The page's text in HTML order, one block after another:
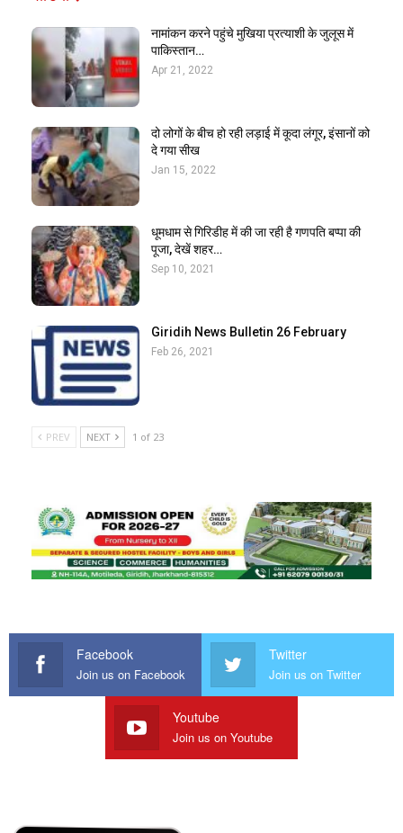
नामांकन करने पहुंचे मुखिया प्रत्याशी के जुलूस में
पाकिस्तान…
Apr 21, 2022
दो लोगों के बीच हो रही लड़ाई में कूदा लंगूर, इंसानों को
दे गया सीख
Jan 15, 2022
धूमधाम से गिरिडीह में की जा रही है गणपति बप्पा की
पूजा, देखें शहर…
Sep 10, 2021
Giridih News Bulletin 26 February
Feb 26, 2021
PREV NEXT 1 of 23
Facebook
Join us on Facebook
Twitter
Join us on Twitter
Youtube
Join us on Youtube